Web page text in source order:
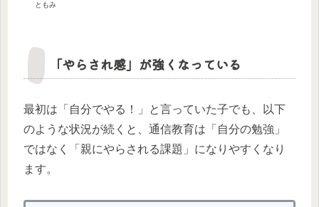
ともみ
「やらされ感」が強くなっている
最初は「自分でやる！」と言っていた子でも、以下
のような状況が続くと、通信教育は「自分の勉強」
ではなく「親にやらされる課題」になりやすくなり
ます。